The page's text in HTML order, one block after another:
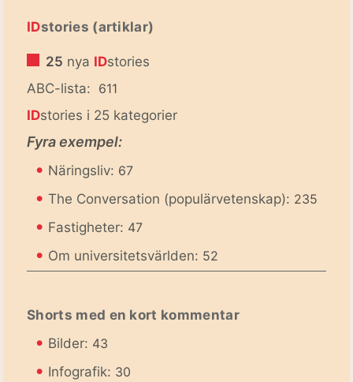
IDstories (artiklar)
25 nya IDstories
ABC-lista: 611
IDstories i 25 kategorier
Fyra exempel:
• Näringsliv: 67
• The Conversation (populärvetenskap): 235
• Fastigheter: 47
• Om universitetsvärlden: 52
Shorts med en kort kommentar
• Bilder: 43
• Infografik: 30